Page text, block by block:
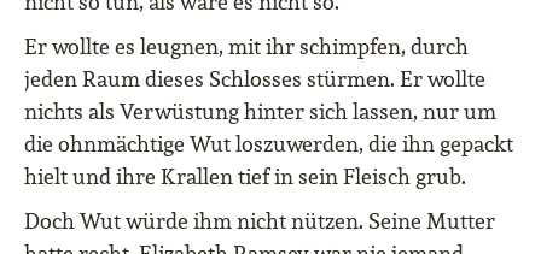
Er wollte es leugnen, mit ihr schimpfen, durch
jeden Raum dieses Schlosses stürmen. Er wollte
nichts als Verwüstung hinter sich lassen, nur um
die ohnmächtige Wut loszuwerden, die ihn gepackt
hielt und ihre Krallen tief in sein Fleisch grub.
Doch Wut würde ihm nicht nützen. Seine Mutter